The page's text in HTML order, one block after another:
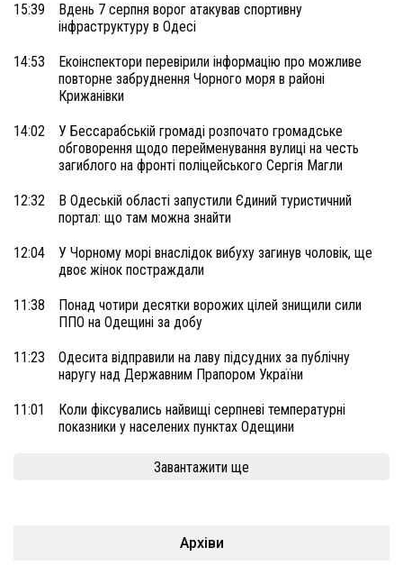
15:39
Вдень 7 серпня ворог атакував спортивну
інфраструктуру в Одесі
14:53
Екоінспектори перевірили інформацію про можливе
повторне забруднення Чорного моря в районі
Крижанівки
14:02
У Бессарабській громаді розпочато громадське
обговорення щодо перейменування вулиці на честь
загиблого на фронті поліцейського Сергія Магли
12:32
В Одеській області запустили Єдиний туристичний
портал: що там можна знайти
12:04
У Чорному морі внаслідок вибуху загинув чоловік, ще
двоє жінок постраждали
11:38
Понад чотири десятки ворожих цілей знищили сили
ППО на Одещині за добу
11:23
Одесита відправили на лаву підсудних за публічну
наругу над Державним Прапором України
11:01
Коли фіксувались найвищі серпневі температурні
показники у населених пунктах Одещини
Завантажити ще
Архіви